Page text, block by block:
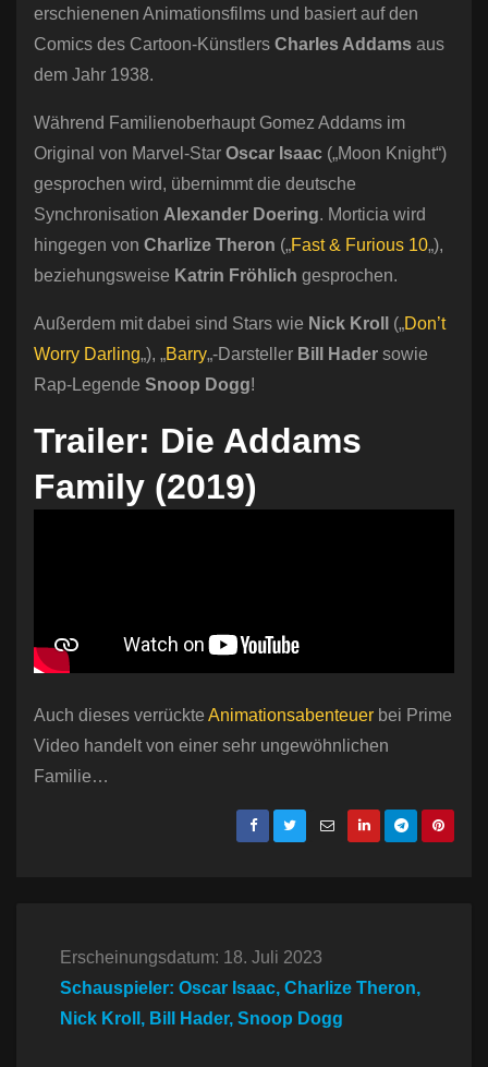
erschienenen Animationsfilms und basiert auf den
Comics des Cartoon-Künstlers Charles Addams aus
dem Jahr 1938.
Während Familienoberhaupt Gomez Addams im
Original von Marvel-Star Oscar Isaac („Moon Knight“)
gesprochen wird, übernimmt die deutsche
Synchronisation Alexander Doering. Morticia wird
hingegen von Charlize Theron („Fast & Furious 10„),
beziehungsweise Katrin Fröhlich gesprochen.
Außerdem mit dabei sind Stars wie Nick Kroll („Don’t
Worry Darling„), „Barry„-Darsteller Bill Hader sowie
Rap-Legende Snoop Dogg!
Trailer: Die Addams
Family (2019)
Auch dieses verrückte Animationsabenteuer bei Prime
Video handelt von einer sehr ungewöhnlichen
Familie…
Erscheinungsdatum: 18. Juli 2023
Schauspieler: Oscar Isaac, Charlize Theron,
Nick Kroll, Bill Hader, Snoop Dogg